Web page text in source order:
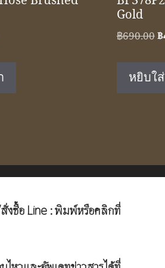
฿490.00.
Gold
฿690.00
฿
฿
หยิบใ
งซื้อ Line : พิมพ์หรือคลิกที่